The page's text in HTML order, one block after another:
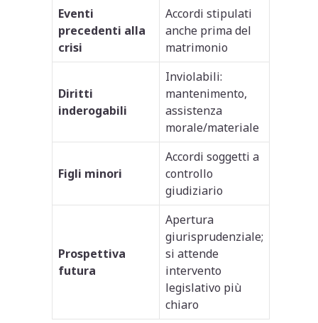
Eventi
precedenti alla
crisi
Accordi stipulati
anche prima del
matrimonio
Diritti
inderogabili
Inviolabili:
mantenimento,
assistenza
morale/materiale
Figli minori
Accordi soggetti a
controllo
giudiziario
Prospettiva
futura
Apertura
giurisprudenziale;
si attende
intervento
legislativo più
chiaro